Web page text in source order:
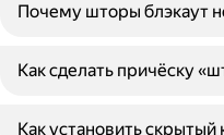
Почему шторы блэкаут
Как сделать причёску
Как установить